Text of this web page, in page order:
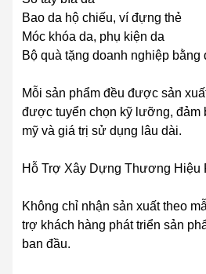
Bao da hộ chiếu, ví đựng thẻ
Móc khóa da, phụ kiện da
Bộ quà tặng doanh nghiệp bằng
Mỗi sản phẩm đều được sản
được tuyển chọn kỹ lưỡng, đảm
mỹ và giá trị sử dụng lâu dài.
Hỗ Trợ Xây Dựng Thương Hiệu
Không chỉ nhận sản xuất theo
trợ khách hàng phát triển sản
ban đầu.